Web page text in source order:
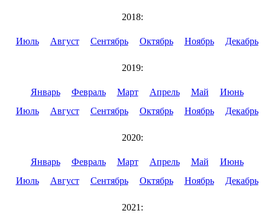
2018:
Июль Август Сентябрь Октябрь Ноябрь Декабрь
2019:
Январь Февраль Март Апрель Май
Июнь
Июль
Август Сентябрь Октябрь Ноябрь Декабрь
2020:
Январь Февраль Март Апрель Май
Июнь
Июль
Август Сентябрь Октябрь Ноябрь Декабрь
2021: